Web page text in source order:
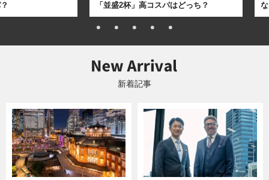
「並盛2杯」高コスパはどっち？
新着記事